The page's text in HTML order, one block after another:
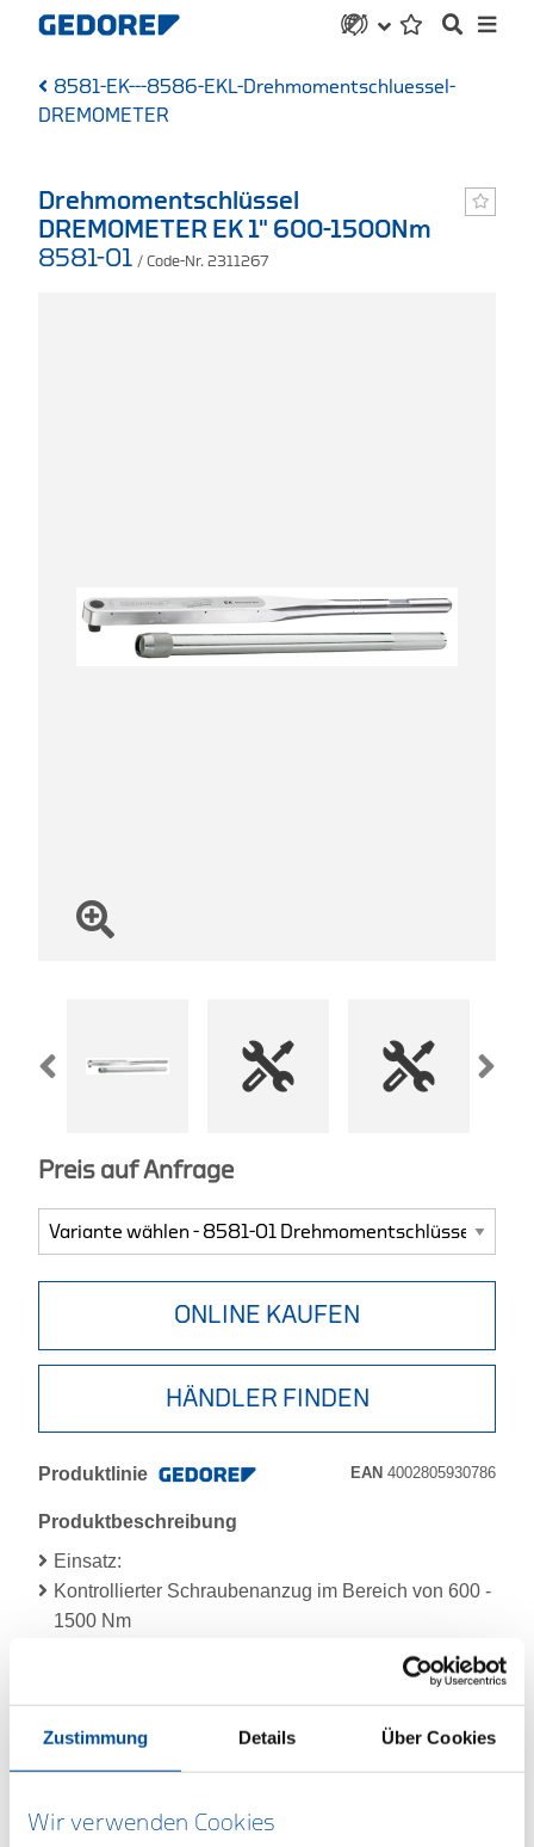
Zustimmung Details Über Cookies
Wir verwenden Cookies
8581-EK---8586-EKL-Drehmomentschluessel-
DREMOMETER
Drehmomentschlüssel
DREMOMETER EK 1" 600-1500Nm
8581-01 / Code-Nr. 2311267
Preis auf Anfrage
ONLINE KAUFEN
HÄNDLER FINDEN
Produktlinie EAN 4002805930786
Produktbeschreibung
Einsatz:
Kontrollierter Schraubenanzug im Bereich von 600 -
1500 Nm
Ausführung:
Klassifiziert nach DIN EN ISO 6789-2:2017 Typ II
Klasse A, inkl. rückführbaren Prüfzertifikat, Kalibriert
und somit präziser, als die in der Norm geforderten